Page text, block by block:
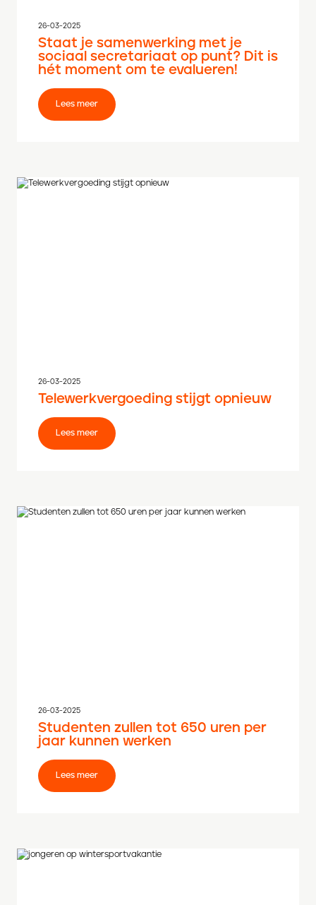
26-03-2025
Staat je samenwerking met je
sociaal secretariaat op punt? Dit is
hét moment om te evalueren!
Lees meer
26-03-2025
Telewerkvergoeding stijgt opnieuw
Lees meer
26-03-2025
Studenten zullen tot 650 uren per
jaar kunnen werken
Lees meer